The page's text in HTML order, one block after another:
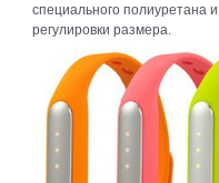
специального полиуретана
регулировки размера.